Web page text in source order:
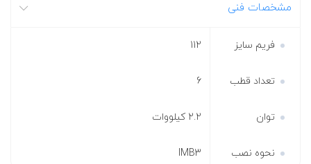
مشخصات فنی
فریم سایز 112
تعداد قطب 6
توان 2.2 کیلووات
نحوه نصب IMB3